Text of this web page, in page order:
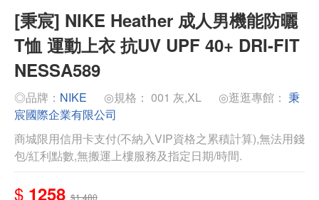
[秉宸] NIKE Heather 成人男機能防曬
T恤 運動上衣 抗UV UPF 40+ DRI-FIT
NESSA589
◎品牌： NIKE ◎規格： 001 灰,XL ◎逛逛專館： 秉
宸國際企業有限公司
商城限用信用卡支付(不納入VIP資格之累積計算),無法用錢
包/紅利點數,無搬運上樓服務及指定日期/時間.
$ 1258 $1,480